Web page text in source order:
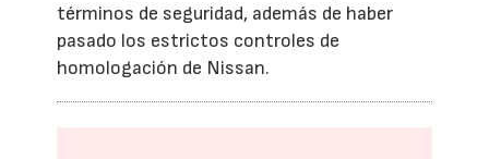
términos de seguridad, además de haber
pasado los estrictos controles de
homologación de Nissan.